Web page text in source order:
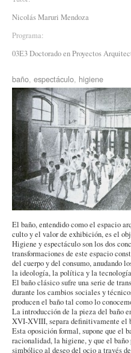
Nicolás Maruri Mendoza
Programa:
03E3 Doctorado en Proyectos
baño, espectáculo, higiene
El baño, entendido como el espacio
culto y el valor de exhibición, es el
Higiene y espectáculo son los dos
transformaciones de este espacio
del cuerpo y del consumo, anudando
la ideología, la política y la
El baño clásico sufre una serie de
durante los cambios sociales y
producen el baño tal como lo
La introducción de la pieza del baño
XVI-XVIII, separa definitivamente el
Esta oposición formal, supone que el
racionalidad, la higiene, y que el
simbólico al deseo del ocio a través